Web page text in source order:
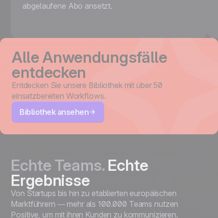
abgelaufene Abo ansetzt.
Alle Anwendungsfälle
entdecken
Entdecken Sie unsere Bibliothek mit über 50
einsatzbereiten Workflows.
Bibliothek ansehen
Echte Teams.Echte
Ergebnisse
Von Startups bis hin zu etablierten europäischen
Marktführern — mehr als 100.000 Teams nutzen
Positive, um mit ihren Kunden zu kommunizieren.